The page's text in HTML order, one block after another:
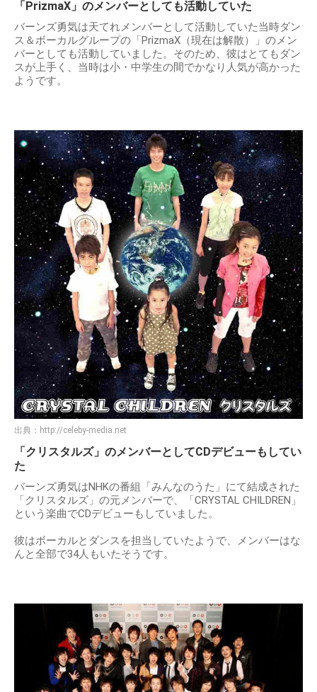
「PrizmaX」のメンバーとしても活動していた
バーンズ勇気は天てれメンバーとして活動していた当時ダン
ス＆ボーカルグループの「PrizmaX（現在は解散）」のメン
バーとしても活動していました。そのため、彼はとてもダン
スが上手く、当時は小・中学生の間でかなり人気が高かった
ようです。
出典： http://celeby-media.net
「クリスタルズ」のメンバーとしてCDデビューもしてい
た
バーンズ勇気はNHKの番組「みんなのうた」にて結成された
「クリスタルズ」の元メンバーで、「CRYSTAL CHILDREN」
という楽曲でCDデビューもしていました。
彼はボーカルとダンスを担当していたようで、メンバーはな
んと全部で34人もいたそうです。